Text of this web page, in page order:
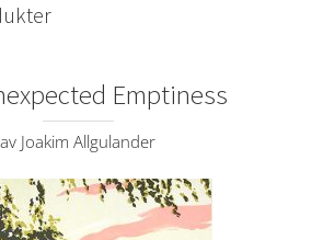
Emptiness
av Joakim Allgulander